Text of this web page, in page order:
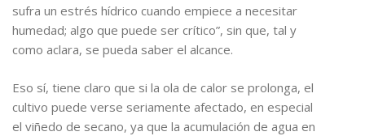
sufra un estrés hídrico cuando empiece a necesitar
humedad; algo que puede ser crítico”, sin que, tal y
como aclara, se pueda saber el alcance.
Eso sí, tiene claro que si la ola de calor se prolonga, el
cultivo puede verse seriamente afectado, en especial
el viñedo de secano, ya que la acumulación de agua en